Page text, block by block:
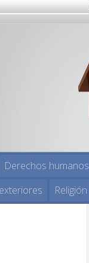
Derechos humanos
Religión